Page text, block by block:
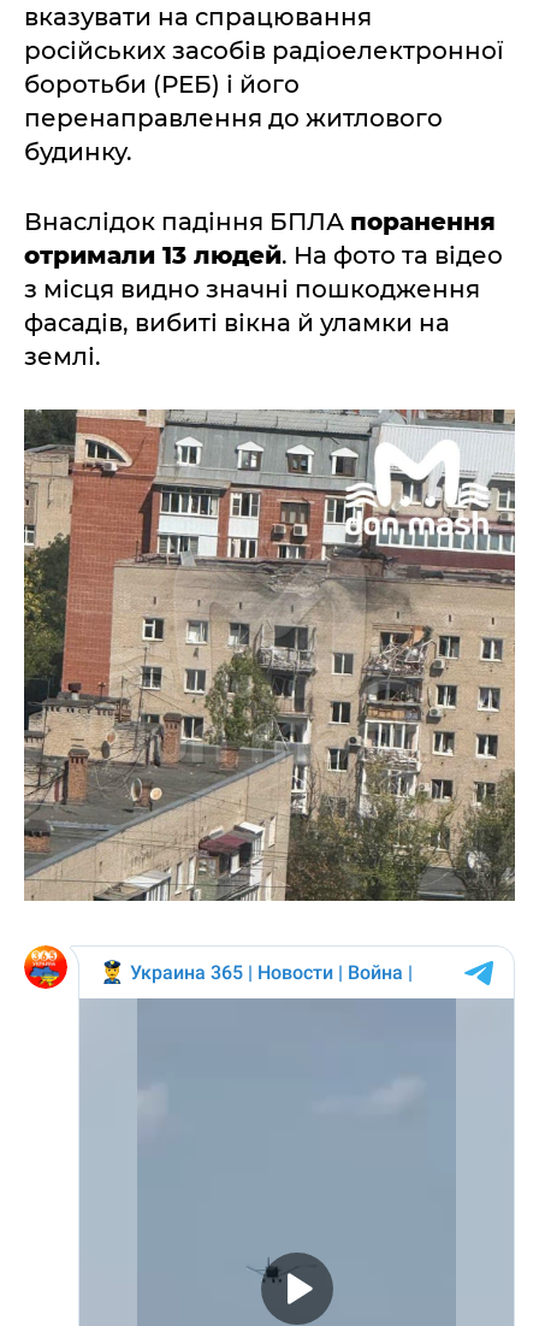
вказувати на спрацювання
російських засобів радіоелектронної
боротьби (РЕБ) і його
перенаправлення до житлового
будинку.
Внаслідок падіння БПЛА поранення
отримали 13 людей. На фото та відео
з місця видно значні пошкодження
фасадів, вибиті вікна й уламки на
землі.